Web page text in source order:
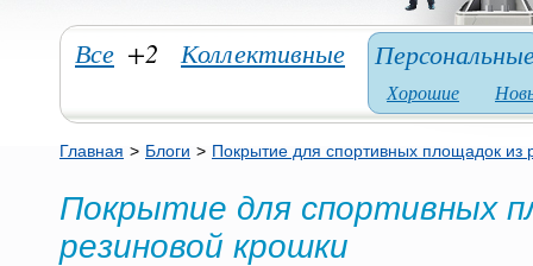
Все +2 Коллективные
Хорошие
Главная > Блоги > Покрытие для спортивных площадок из
Покрытие для спортивных
резиновой крошки